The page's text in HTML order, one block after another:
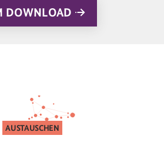
DOWNLOAD
AUSTAUSCHEN